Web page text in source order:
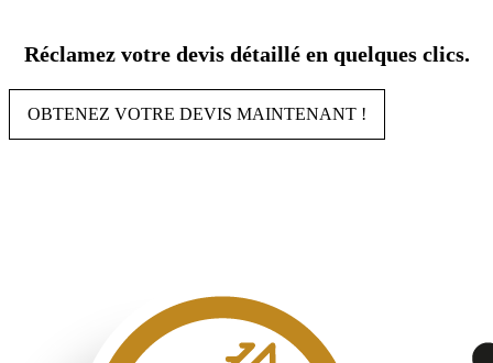
contenu
Réclamez votre devis détaillé en quelques clics.
OBTENEZ VOTRE DEVIS MAINTENANT !